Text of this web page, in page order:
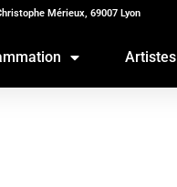
Mérieux, 69007 Lyon
Artistes